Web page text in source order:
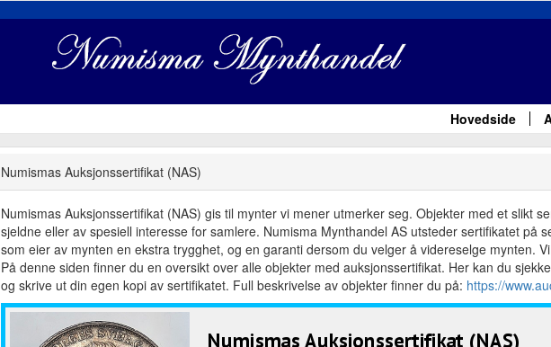
Hovedside
Numismas Auksjonssertifikat (NAS)
Numismas Auksjonssertifikat (NAS) gis til mynter vi mener utmerker seg. Objekter med et slikt
sjeldne eller av spesiell interesse for samlere. Numisma Mynthandel AS utsteder sertifikatet på
som eier av mynten en ekstra trygghet, og en garanti dersom du velger å videreselge mynten.
På denne siden finner du en oversikt over alle objekter med auksjonssertifikat. Her kan du
og skrive ut din egen kopi av sertifikatet. Full beskrivelse av objekter finner du på: https://